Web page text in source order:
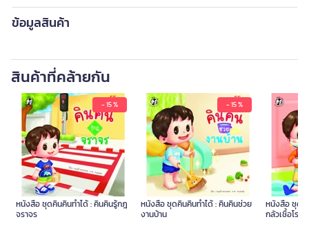
ข้อมูลสินค้า
สินค้าที่คล้ายกัน
- 15 %
หนังสือ ชุดคินคินทำได้ : คินคินรู้กฎ
จราจร
- 15 %
หนังสือ ชุดคินคินทำได้ : คินคินช่วย
งานบ้าน
หนังสือ ชุดคิ
กลัวเชื้อโรค